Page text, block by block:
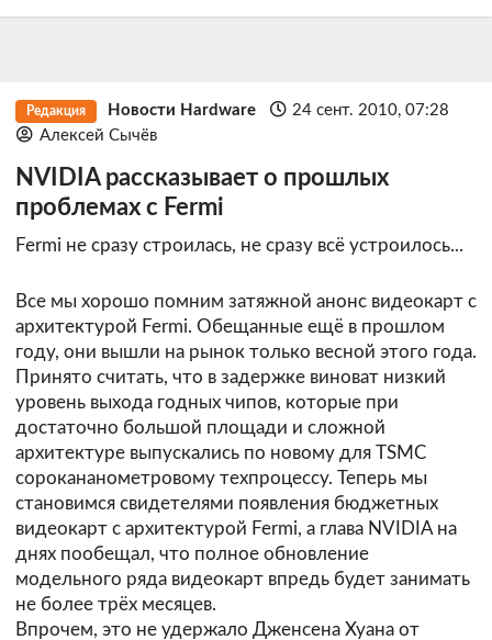
Редакция Новости Hardware
24 сент. 2010, 07:28
Алексей Сычёв
NVIDIA рассказывает о прошлых
проблемах с Fermi
Fermi не сразу строилась, не сразу всё устроилось...
Все мы хорошо помним затяжной анонс видеокарт с
архитектурой Fermi. Обещанные ещё в прошлом
году, они вышли на рынок только весной этого года.
Принято считать, что в задержке виноват низкий
уровень выхода годных чипов, которые при
достаточно большой площади и сложной
архитектуре выпускались по новому для TSMC
сорокананометровому техпроцессу. Теперь мы
становимся свидетелями появления бюджетных
видеокарт с архитектурой Fermi, а глава NVIDIA на
днях пообещал, что полное обновление
модельного ряда видеокарт впредь будет занимать
не более трёх месяцев.
Впрочем, это не удержало Дженсена Хуана от